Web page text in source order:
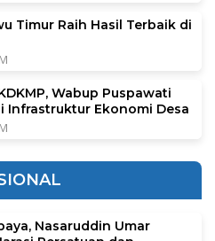
Timur Raih Hasil Terbaik di
Wabup Puspawati
Infrastruktur Ekonomi Desa
Nasaruddin Umar